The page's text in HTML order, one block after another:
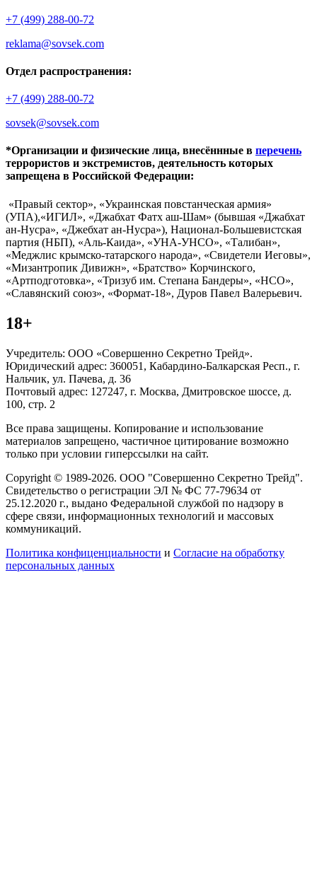
+7 (499) 288-00-72
reklama@sovsek.com
Отдел распространения:
+7 (499) 288-00-72
sovsek@sovsek.com
*Организации и физические лица, внесённные в перечень
террористов и экстремистов, деятельность которых
запрещена в Российской Федерации:
«Правый сектор», «Украинская повстанческая армия»
(УПА),«ИГИЛ», «Джабхат Фатх аш-Шам» (бывшая «Джабхат
ан-Нусра», «Джебхат ан-Нусра»), Национал-Большевистская
партия (НБП), «Аль-Каида», «УНА-УНСО», «Талибан»,
«Меджлис крымско-татарского народа», «Свидетели Иеговы»,
«Мизантропик Дивижн», «Братство» Корчинского,
«Артподготовка», «Тризуб им. Степана Бандеры», «НСО»,
«Славянский союз», «Формат-18», Дуров Павел Валерьевич.
18+
Учредитель: ООО «Совершенно Секретно Трейд».
Юридический адрес: 360051, Кабардино-Балкарская Респ., г.
Нальчик, ул. Пачева, д. 36
Почтовый адрес: 127247, г. Москва, Дмитровское шоссе, д.
100, стр. 2
Все права защищены. Копирование и использование
материалов запрещено, частичное цитирование возможно
только при условии гиперссылки на сайт.
Copyright © 1989-2026. ООО "Совершенно Секретно Трейд".
Свидетельство о регистрации ЭЛ № ФС 77-79634 от
25.12.2020 г., выдано Федеральной службой по надзору в
сфере связи, информационных технологий и массовых
коммуникаций.
Политика конфиценциальности и Согласие на обработку
персональных данных